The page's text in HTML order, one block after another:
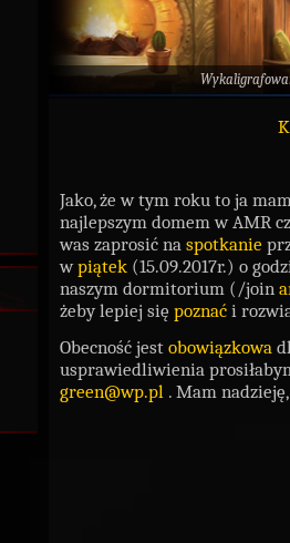
Jako, że w tym roku to ja
najlepszym domem w AMR
was zaprosić na spotkanie
wpiątek (15.09.2017r.) o
naszym dormitorium (/join
żeby lepiej się poznać i
Obecność jest obowiązkowa
usprawiedliwienia
green@wp.pl . Mam